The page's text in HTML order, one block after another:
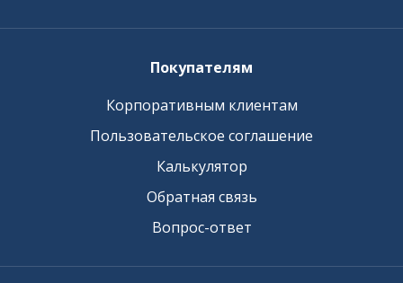
Покупателям
Корпоративным клиентам
Пользовательское соглашение
Калькулятор
Обратная связь
Вопрос-ответ